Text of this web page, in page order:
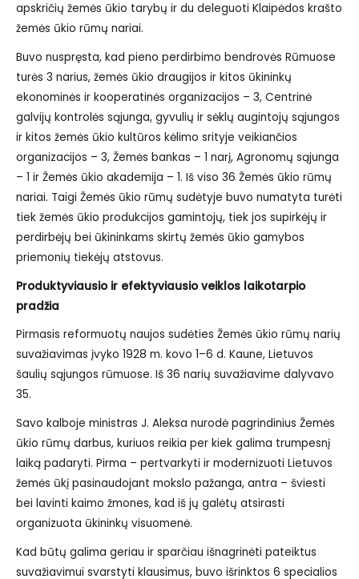
apskričių žemės ūkio tarybų ir du deleguoti Klaipėdos krašto
žemės ūkio rūmų nariai.
Buvo nuspręsta, kad pieno perdirbimo bendrovės Rūmuose
turės 3 narius, žemės ūkio draugijos ir kitos ūkininkų
ekonominės ir kooperatinės organizacijos – 3, Centrinė
galvijų kontrolės sąjunga, gyvulių ir sėklų augintojų sąjungos
ir kitos žemės ūkio kultūros kėlimo srityje veikiančios
organizacijos – 3, Žemės bankas – 1 narį, Agronomų sąjunga
– 1 ir Žemės ūkio akademija – 1. Iš viso 36 Žemės ūkio rūmų
nariai. Taigi Žemės ūkio rūmų sudėtyje buvo numatyta turėti
tiek žemės ūkio produkcijos gamintojų, tiek jos supirkėjų ir
perdirbėjų bei ūkininkams skirtų žemės ūkio gamybos
priemonių tiekėjų atstovus.
Produktyviausio ir efektyviausio veiklos laikotarpio
pradžia
Pirmasis reformuotų naujos sudėties Žemės ūkio rūmų narių
suvažiavimas įvyko 1928 m. kovo 1–6 d. Kaune, Lietuvos
šaulių sąjungos rūmuose. Iš 36 narių suvažiavime dalyvavo
35.
Savo kalboje ministras J. Aleksa nurodė pagrindinius Žemės
ūkio rūmų darbus, kuriuos reikia per kiek galima trumpesnį
laiką padaryti. Pirma – pertvarkyti ir modernizuoti Lietuvos
žemės ūkį pasinaudojant mokslo pažanga, antra – šviesti
bei lavinti kaimo žmones, kad iš jų galėtų atsirasti
organizuota ūkininkų visuomenė.
Kad būtų galima geriau ir sparčiau išnagrinėti pateiktus
suvažiavimui svarstyti klausimus, buvo išrinktos 6 specialios